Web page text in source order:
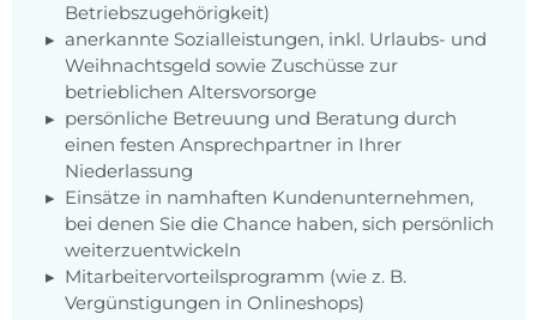
Betriebszugehörigkeit)
anerkannte Sozialleistungen, inkl. Urlaubs- und
Weihnachtsgeld sowie Zuschüsse zur
betrieblichen Altersvorsorge
persönliche Betreuung und Beratung durch
einen festen Ansprechpartner in Ihrer
Niederlassung
Einsätze in namhaften Kundenunternehmen,
bei denen Sie die Chance haben, sich persönlich
weiterzuentwickeln
Mitarbeitervorteilsprogramm (wie z. B.
Vergünstigungen in Onlineshops)